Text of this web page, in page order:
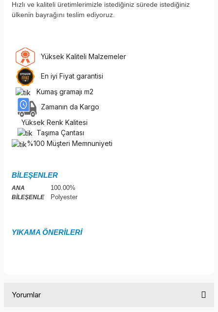
Hızlı ve kaliteli üretimlerimizle istediğiniz sürede istediğiniz
ülkenin bayrağını teslim ediyoruz.
Yüksek Kaliteli Malzemeler
En iyi Fiyat garantisi
Kumaş gramajı m2
Zamanın da Kargo
Yüksek Renk Kalitesi
Taşıma Çantası
%100 Müşteri Memnuniyeti
BİLEŞENLER
ANA
BİLEŞENLE
100.00%
Polyester
YIKAMA ÖNERİLERİ
Yorumlar